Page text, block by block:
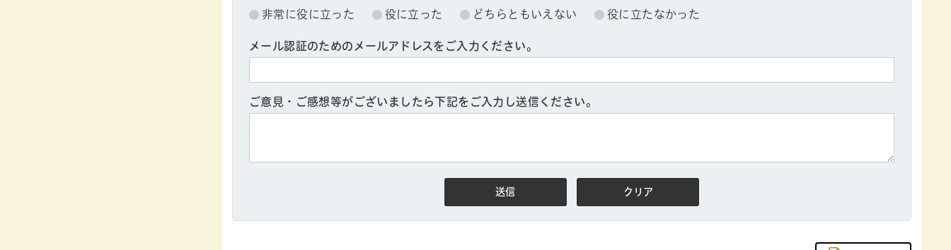
非常に役に立った
役に立った どちらともいえない 役に立たなかった
メール認証のためのメールアドレスをご入力ください。
ご意見・ご感想等がございましたら下記をご入力し送信ください。